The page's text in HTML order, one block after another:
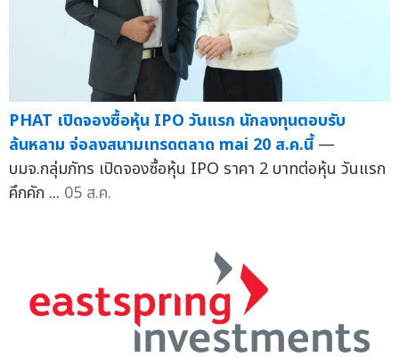
PHAT เปิดจองซื้อหุ้น IPO วันแรก นักลงทุนตอบรับ
ล้นหลาม จ่อลงสนามเทรดตลาด mai 20 ส.ค.นี้ —
บมจ.กลุ่มภัทร เปิดจองซื้อหุ้น IPO ราคา 2 บาทต่อหุ้น วันแรก
คึกคัก ... 05 ส.ค.